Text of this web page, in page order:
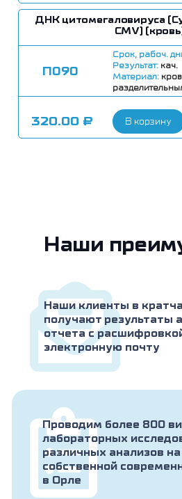
ДНК цитомегаловируса
CMV)
П090
Срок, рабоч.
Результат: кач.
Материал:
320.00 ₽ В корзину
Наши
Наши клиенты в
получают результаты
отчета с
электронную почту
Проводим более 800
лабораторных
различных анализов на
собственной
в Орле